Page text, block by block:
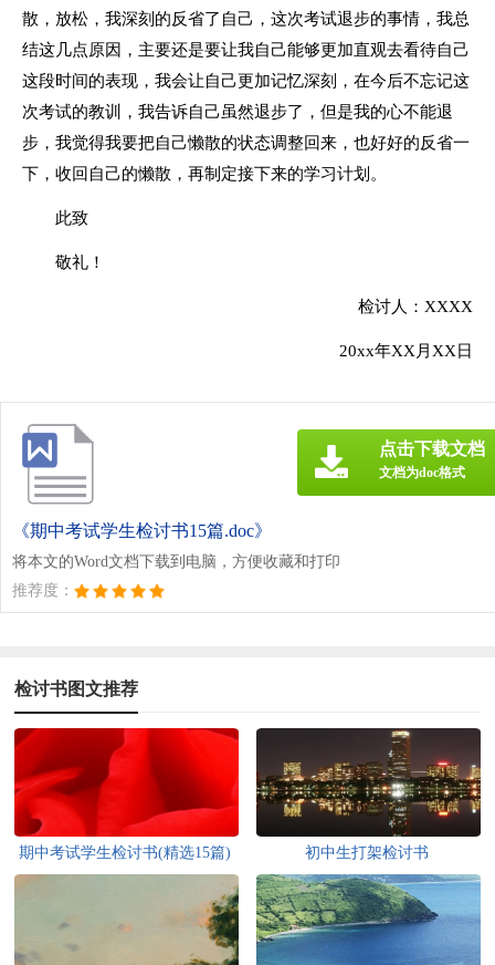
散，放松，我深刻的反省了自己，这次考试退步的事情，我总
结这几点原因，主要还是要让我自己能够更加直观去看待自己
这段时间的表现，我会让自己更加记忆深刻，在今后不忘记这
次考试的教训，我告诉自己虽然退步了，但是我的心不能退
步，我觉得我要把自己懒散的状态调整回来，也好好的反省一
下，收回自己的懒散，再制定接下来的学习计划。
此致
敬礼！
检讨人：XXXX
20xx年XX月XX日
《期中考试学生检讨书15篇.doc》
将本文的Word文档下载到电脑，方便收藏和打印
推荐度：
点击下载文档
文档为doc格式
检讨书图文推荐
期中考试学生检讨书(精选15篇) 初中生打架检讨书